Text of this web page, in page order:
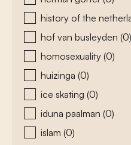
history of the
hof van busleyden (0)
homosexuality (0)
huizinga (0)
ice skating (0)
iduna paalman (0)
islam (0)